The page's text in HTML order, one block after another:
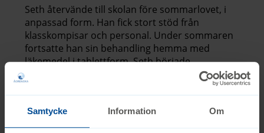
Samtycke Information Om
Seth återvände till skolan före sommarlovet, i
anpassad form. Han fick stort stöd från
klasskompisar och personal. Under sommaren
fortsatte han sin behandling hemma med
läkemedel i tablettform. Seth började
höstterminen med förkortade dagar och vissa
ämnen bortplockade. Han började tappa
minnet, upprepade frågor och hittade inte
vägen i skolan. En ny röntgen i oktober visade
att tumören växt. Cytostatikabehandlingen